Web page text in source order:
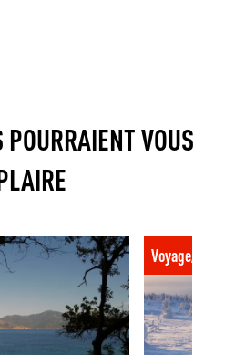
POURRAIENT VOUS
le golfe de
Comment
randonnée